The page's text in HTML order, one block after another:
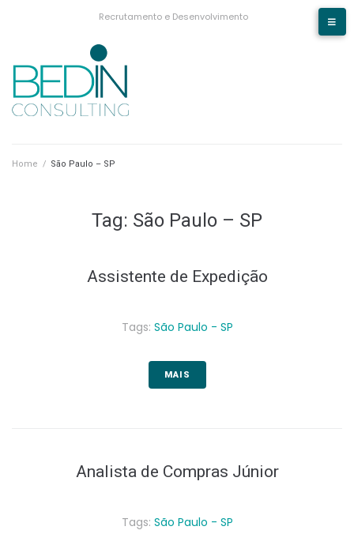
Recrutamento e Desenvolvimento
Home / São Paulo – SP
Tag: São Paulo – SP
Assistente de Expedição
Tags: São Paulo - SP
MAIS
Analista de Compras Júnior
Tags: São Paulo - SP